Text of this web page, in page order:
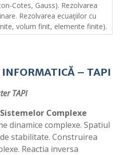
Cotes, Gauss). Rezolvarea
Rezolvarea ecuaţiilor cu
volum finit, elemente finite).
INFORMATICĂ – TAPI
TAPI
Complexe
dinamice complexe. Spatiul
stabilitate. Construirea
Reactia inversa